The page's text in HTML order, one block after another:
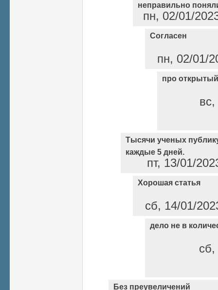
неправильно
пн, 02/01/
Согласен
пн, 02/01/
про
Тысячи ученых
каждые 5 дней.
пт, 13/01/
Хорошая статья
сб, 14/01/
дело не в
Без преувеличений